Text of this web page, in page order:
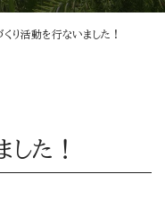
くり活動を行ないました！
した！